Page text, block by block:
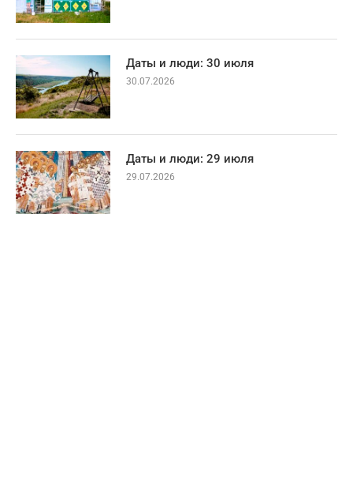
Даты и люди: 30 июля
30.07.2026
Даты и люди: 29 июля
29.07.2026